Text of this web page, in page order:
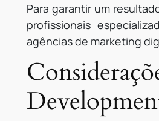
Para garantir um
profissionais
agências de marketing